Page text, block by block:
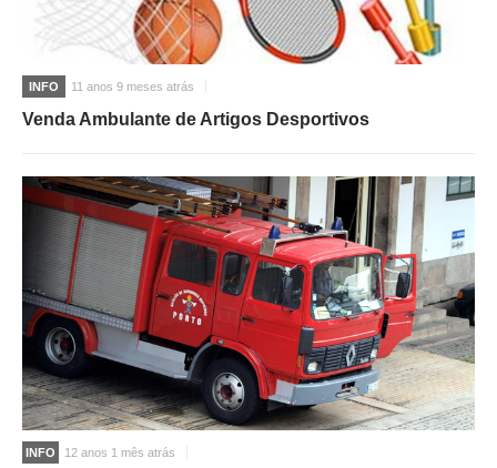
INFO 11 anos 9 meses atrás
Venda Ambulante de Artigos Desportivos
INFO 12 anos 1 mês atrás